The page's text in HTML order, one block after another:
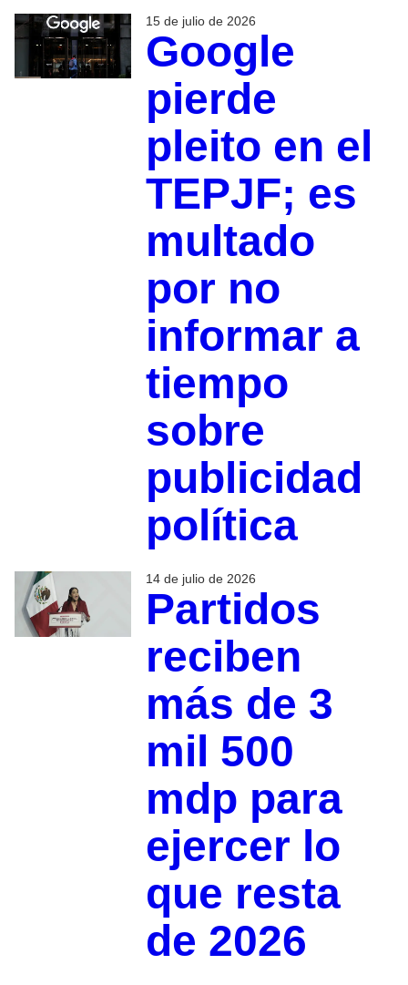
15 de julio de 2026
Google
pierde
pleito en el
TEPJF; es
multado
por no
informar a
tiempo
sobre
publicidad
política
14 de julio de 2026
Partidos
reciben
más de 3
mil 500
mdp para
ejercer lo
que resta
de 2026